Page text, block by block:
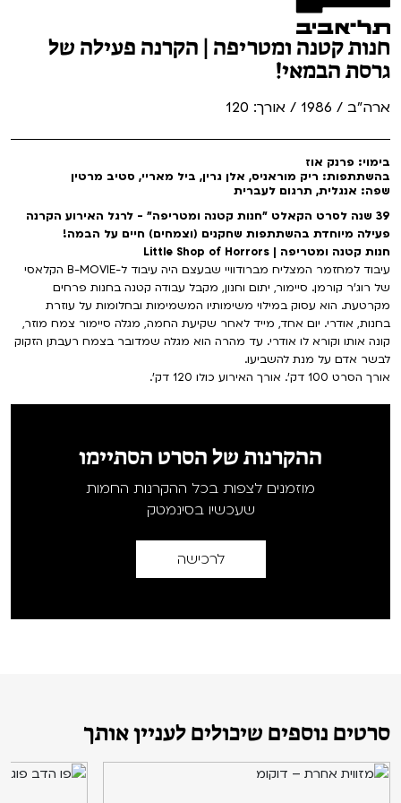
חנות קטנה ומטריפה | הקרנה פעילה של
גרסת הבמאי!
ארה"ב / 1986 / אורך: 120
בימוי: פרנק אוז
בהשתתפות: ריק מוראניס, אלן גרין, ביל מאריי, סטיב מרטין
שפה: אנגלית, תרגום לעברית
39 שנה לסרט הקאלט "חנות קטנה ומטריפה" - לרגל האירוע הקרנה
פעילה מיוחדת בהשתתפות שחקנים (וצמחים) חיים על הבמה!
חנות קטנה ומטריפה | Little Shop of Horrors
עיבוד למחזמר המצליח מברודוויי שבעצם היה עיבוד ל-B-MOVIE הקלאסי
של רוג'ר קורמן. סיימור, יתום וחנון, מקבל עבודה קטנה בחנות פרחים
מקרטעת. הוא עסוק במילוי משימותיו המשמימות ובחלומות על עוזרת
בחנות, אודרי. יום אחד, מייד לאחר שקיעת החמה, מגלה סיימור צמח מוזר,
קונה אותו וקורא לו אודרי. עד מהרה הוא מגלה שמדובר בצמח רעבתן הזקוק
לבשר אדם על מנת להשביעו.
אורך הסרט 100 דק'. אורך האירוע כולו 120 דק'.
ההקרנות של הסרט הסתיימו
מוזמנים לצפות בכל ההקרנות החמות
שעכשיו בסינמטק
לרכישה
סרטים נוספים שיכולים לעניין אותך